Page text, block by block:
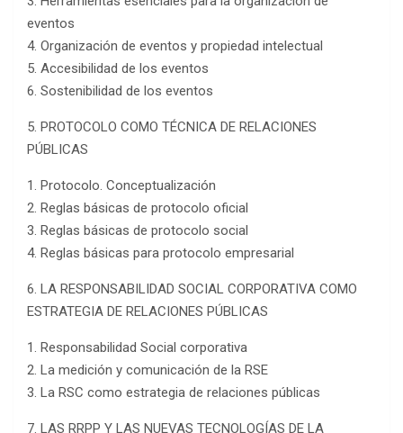
eventos
4. Organización de eventos y propiedad intelectual
5. Accesibilidad de los eventos
6. Sostenibilidad de los eventos
5. PROTOCOLO COMO TÉCNICA DE RELACIONES
PÚBLICAS
1. Protocolo. Conceptualización
2. Reglas básicas de protocolo oficial
3. Reglas básicas de protocolo social
4. Reglas básicas para protocolo empresarial
6. LA RESPONSABILIDAD SOCIAL CORPORATIVA COMO
ESTRATEGIA DE RELACIONES PÚBLICAS
1. Responsabilidad Social corporativa
2. La medición y comunicación de la RSE
3. La RSC como estrategia de relaciones públicas
7. LAS RRPP Y LAS NUEVAS TECNOLOGÍAS DE LA